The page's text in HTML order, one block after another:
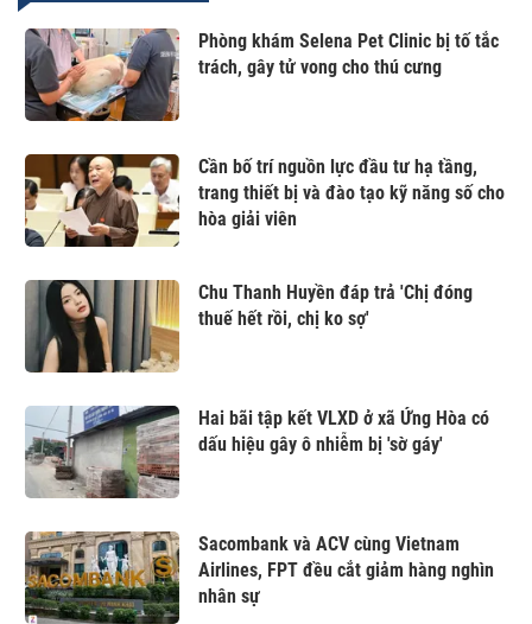
Phòng khám Selena Pet Clinic bị tố tắc
trách, gây tử vong cho thú cưng
Cần bố trí nguồn lực đầu tư hạ tầng,
trang thiết bị và đào tạo kỹ năng số cho
hòa giải viên
Chu Thanh Huyền đáp trả 'Chị đóng
thuế hết rồi, chị ko sợ'
Hai bãi tập kết VLXD ở xã Ứng Hòa có
dấu hiệu gây ô nhiễm bị 'sờ gáy'
Sacombank và ACV cùng Vietnam
Airlines, FPT đều cắt giảm hàng nghìn
nhân sự